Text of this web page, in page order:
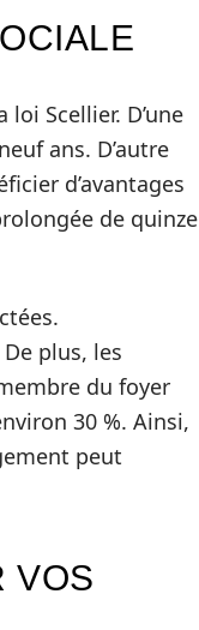
Scellier. D’une
ans. D’autre
d’avantages
de quinze
plus, les
du foyer
30 %. Ainsi,
peut
VOS